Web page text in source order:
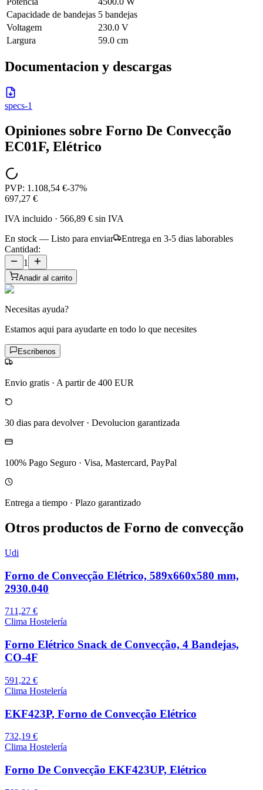
Capacidade de bandejas 5 bandejas
Voltagem
230.0 V
Largura
59.0 cm
Documentacion y descargas
specs-1
Opiniones sobre Forno De Convecção
EC01F, Elétrico
PVP: 1.108,54 €-37%
697,27 €
IVA incluido · 566,89 € sin IVA
En stock — Listo para enviar
Entrega en 3-5 dias laborables
Cantidad:
1
Anadir al carrito
Necesitas ayuda?
Estamos aqui para ayudarte en todo lo que necesites
Escribenos
Envio gratis · A partir de 400 EUR
30 dias para devolver· Devolucion garantizada
100% Pago Seguro · Visa, Mastercard, PayPal
Entrega a tiempo · Plazo garantizado
Otros productos de Forno de convecção
Udi
Forno de Convecção Elétrico, 589x660x580 mm,
2930.040
711,27 €
Clima Hostelería
Forno Elétrico Snack de Convecção, 4 Bandejas,
CO-4F
591,22 €
Clima Hostelería
EKF423P, Forno de Convecção Elétrico
732,19 €
Clima Hostelería
Forno De Convecção EKF423UP, Elétrico